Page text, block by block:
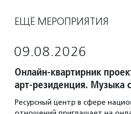
ЕЩЁ МЕРОПРИЯТИЯ
09.08.2026
Онлайн-квартирник
арт-резиденция. Музыка
Ресурсный центр в сфере